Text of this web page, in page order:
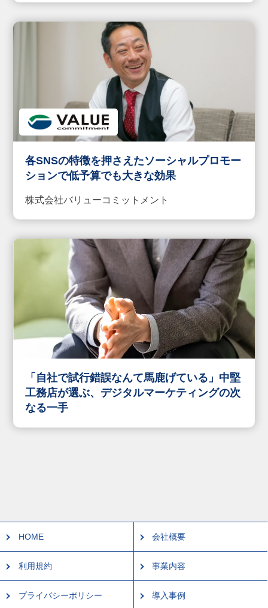
各SNSの特徴を押さえたソーシャルプロモー
ションで低予算でも大きな効果
株式会社バリューコミットメント
「自社で試行錯誤なんて馬鹿げている」中堅
工務店が選ぶ、デジタルマーケティングの次
なる一手
HOME 会社概要
利用規約 事業内容
プライバシーポリシー 導入事例